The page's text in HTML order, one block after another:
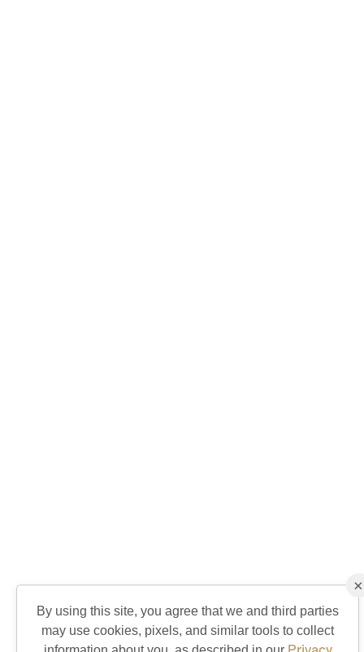
×
By using this site, you agree that we and third parties
may use cookies, pixels, and similar tools to collect